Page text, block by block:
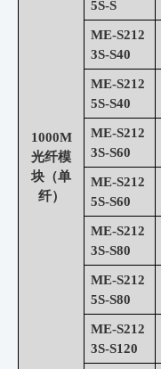
1000M
光纤模
块（单
纤）
5S-S
ME-S212
3S-S40
ME-S212
5S-S40
ME-S212
3S-S60
ME-S212
5S-S60
ME-S212
3S-S80
ME-S212
5S-S80
ME-S212
3S-S120